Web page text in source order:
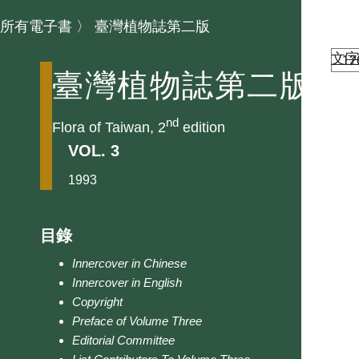
所有電子書 〉 臺灣植物誌第二版
臺灣植物誌第二版
Flora of Taiwan, 2nd edition
VOL. 3
1993
目錄
Innercover in Chinese
Innercover in English
Copyright
Preface of Volume Three
Editorial Committee
文